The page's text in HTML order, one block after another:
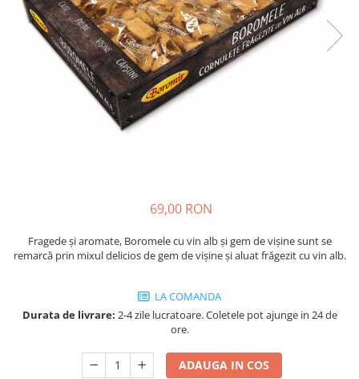
Cozonac Collection
Cozo-Bun
Cozonac Cadou
Cozonac cu Unt
Cozonac Royal
Cozonac Mos Craciun
Fursecuri
Creme tartinabile
Chec cu iaurt
69,00 RON
Fragede și aromate, Boromele cu vin alb și gem de vișine sunt se
remarcă prin mixul delicios de gem de vișine și aluat frăgezit cu vin alb.
LA COMANDA
Durata de livrare: 2-4 zile lucratoare. Coletele pot ajunge in 24 de
ore.
ADAUGA IN COS